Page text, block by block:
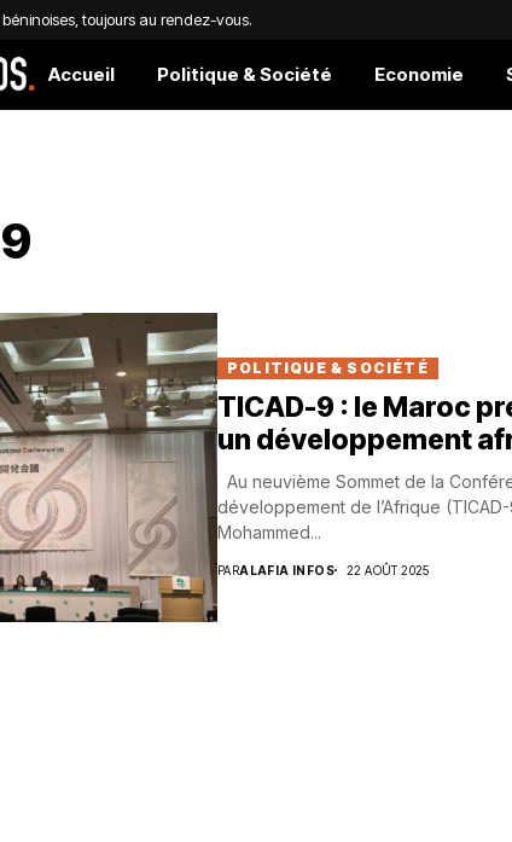
toujours au rendez-vous.
Accueil Politique & Société Economie
POLITIQUE & SOCIÉTÉ
TICAD-9 : le Maroc
un développement
Au neuvième Sommet de la
développement de l’Afrique
Mohammed...
PARALAFIA INFOS 22 AOÛT 2025